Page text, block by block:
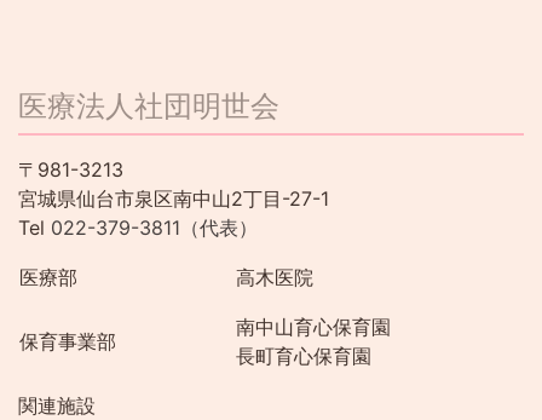
医療法人社団明世会
〒981-3213
宮城県仙台市泉区南中山2丁目-27-1
Tel 022-379-3811（代表）
医療部 高木医院
保育事業部
南中山育心保育園
長町育心保育園
関連施設